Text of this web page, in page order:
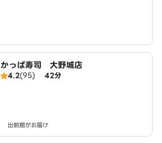
かっぱ寿司 大野城店
4.2(95) 42分
出前館がお届け